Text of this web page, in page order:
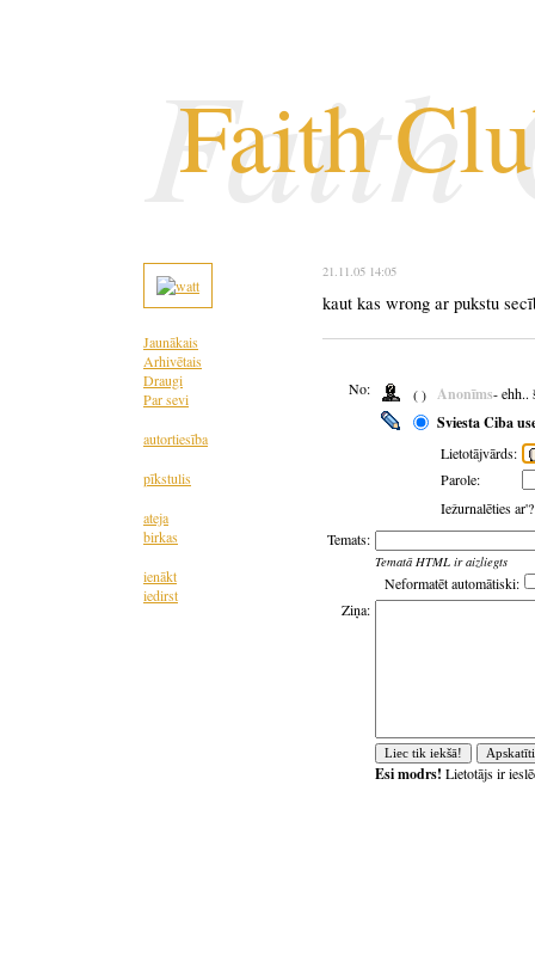
Faith
Faith
Jaunākais
Arhivētais
Draugi
Par sevi
autortiesība
pīkstulis
ateja
birkas
ienākt
iedirst
21.11.05 14:05
kaut kas wrong ar pukstu
No: ( ) Anonīms- ehh..
Sviesta Ciba
Lietotājvārds:
Parole:
Iežurnalēties
Temats:
Tematā HTML ir aizliegts
Neformatēt automātiski:
Ziņa:
Esi modrs! Lietotājs ir